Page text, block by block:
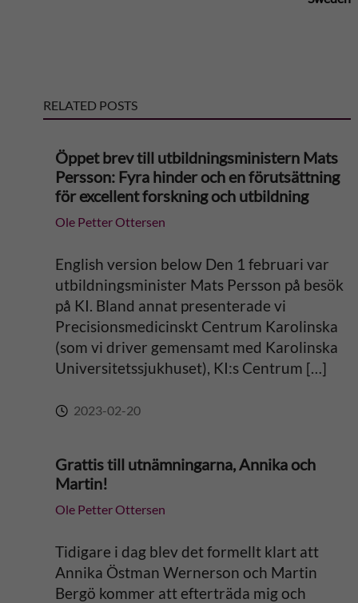
RELATED POSTS
Öppet brev till utbildningsministern Mats
Persson: Fyra hinder och en förutsättning
för excellent forskning och utbildning
Ole Petter Ottersen
English version below Den 1 februari var
utbildningsminister Mats Persson på besök
på KI. Bland annat presenterade vi
Precisionsmedicinskt Centrum Karolinska
(som vi driver gemensamt med Karolinska
Universitetssjukhuset), KI:s Centrum […]
2023-02-20
Grattis till utnämningarna, Annika och
Martin!
Ole Petter Ottersen
Tidigare i dag blev det formellt klart att
Annika Östman Wernerson och Martin
Bergö kommer att efterträda mig och